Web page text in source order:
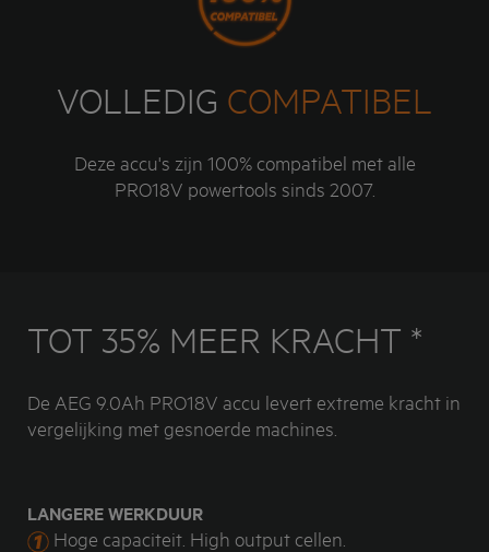
VOLLEDIG COMPATIBEL
Deze accu's zijn 100% compatibel met alle
PRO18V powertools sinds 2007.
TOT 35% MEER KRACHT *
De AEG 9.0Ah PRO18V accu levert extreme kracht in
vergelijking met gesnoerde machines.
LANGERE WERKDUUR
Hoge capaciteit. High output cellen.